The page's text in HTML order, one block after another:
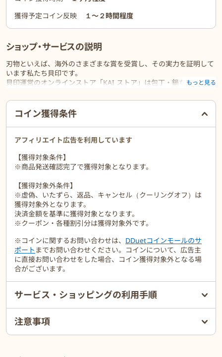
獲得予定コイン反映
１〜２時間程度
ショップ・サービスの説明
刃物といえば、海外のさまざまな賞を受賞し、その実力を証明して
います私たち貝印です。
貝印運営のオンラインストア「KAI ストア」は包丁・鍋などのキッ
容用品の総合通販サイトです。
世界が認めた品質と技術力、それは鋭い切れ味と、機能性を兼ね備
えた美しいデザインが人気の貝印製包丁。
その「メイドインジャパン」の技術力と品質の高さは、業界や専門
もっと見る
ご利用前に必ずお読みください
コイン獲得条件
アフィリエイト広告を利用しています
【獲得対象条件】
※商品発送確認完了で獲得対象となります。
【獲得対象外条件】
※虚偽、いたずら、返品、キャンセル（クーリングオフ）は
獲得対象外となります。
決済金額を基準に獲得対象となります。
※クーポン・各種割引分は獲得対象外です。
※コインに関するお問い合わせは、 DDuetコインモールのサ
ポート までお問い合わせください。コインについて、広告主
に直接お問い合わせをした場合、コイン獲得対象外となる場
合がございます。
サービス・ショッピングの利用手順
注意事項